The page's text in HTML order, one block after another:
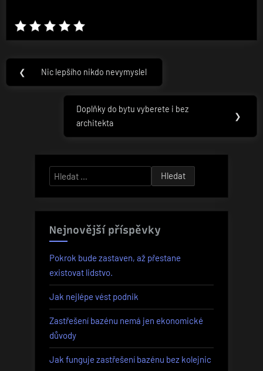
Navigace
pro
příspěvek
❮
Previous
Nic lepšího nikdo nevymyslel
Next
Post:
Doplňky do bytu vyberete i bez
architekta
❯
Vyhledávání
Nejnovější příspěvky
Pokrok bude zastaven, až přestane
existovat lidstvo.
Jak nejlépe vést podnik
Zastřešení bazénu nemá jen ekonomické
důvody
Jak funguje zastřešení bazénu bez kolejnic